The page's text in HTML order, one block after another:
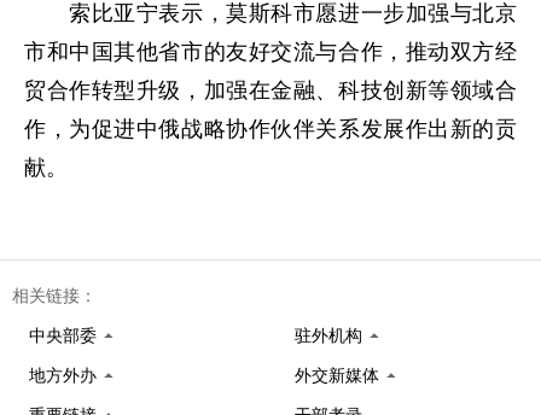
索比亚宁表示，莫斯科市愿进一步加强与北京
市和中国其他省市的友好交流与合作，推动双方经
贸合作转型升级，加强在金融、科技创新等领域合
作，为促进中俄战略协作伙伴关系发展作出新的贡
献。
相关链接：
中央部委 驻外机构
地方外办 外交新媒体